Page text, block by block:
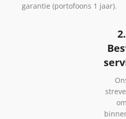
garantie (portofoons 1 jaar).
2.
om